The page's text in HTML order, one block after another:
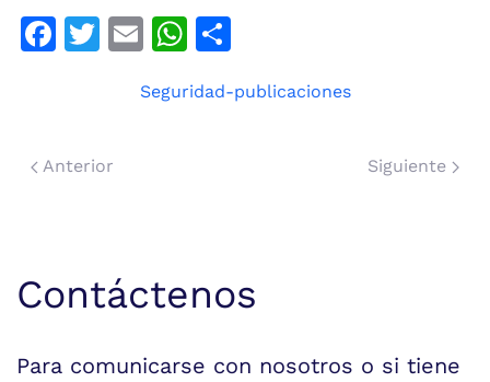
Facebook
Twitter
EmailWhatsApp
Seguridad-publicaciones
Anterior Siguiente
Contáctenos
Para comunicarse con nosotros o si tiene